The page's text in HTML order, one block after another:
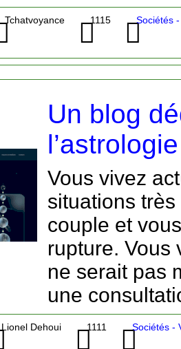
Tchatvoyance 1115 Sociétés
Un blog
l’astrologie
Vous vivez
situations
couple et
rupture. Vous
ne serait pas
une
Lionel Dehoui 1111 Sociétés -